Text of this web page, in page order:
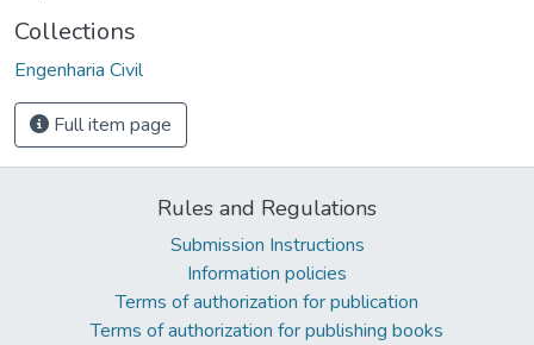
Collections
Engenharia Civil
Full item page
Rules and Regulations
Submission Instructions
Information policies
Terms of authorization for publication
Terms of authorization for publishing books